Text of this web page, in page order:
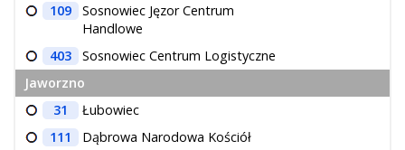
109
Sosnowiec Jęzor Centrum
Handlowe
403
Sosnowiec Centrum Logistyczne
Jaworzno
31
Łubowiec
111
Dąbrowa Narodowa Kościół